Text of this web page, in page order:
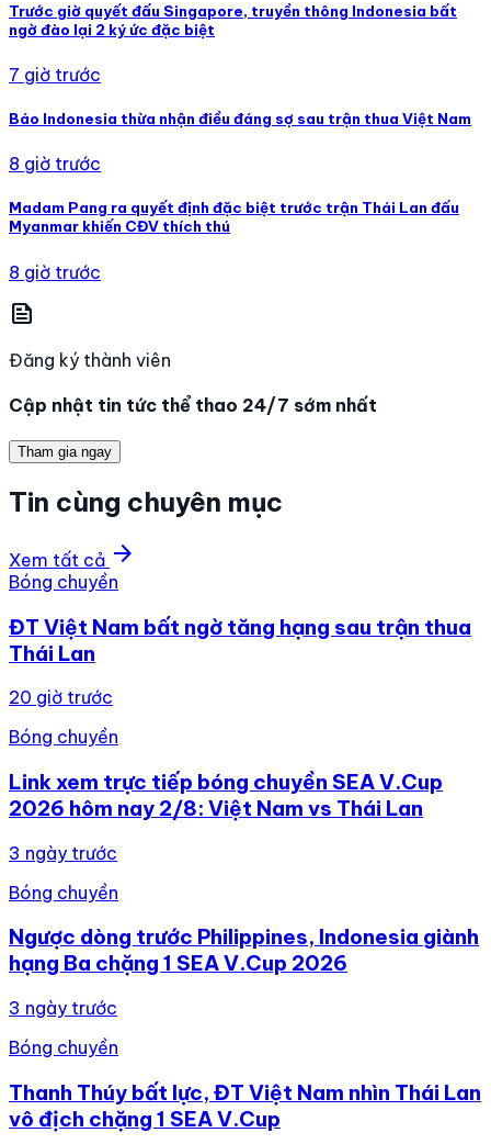
Trước giờ quyết đấu Singapore, truyền thông Indonesia bất
ngờ đào lại 2 ký ức đặc biệt
7 giờ trước
Báo Indonesia thừa nhận điều đáng sợ sau trận thua Việt Nam
8 giờ trước
Madam Pang ra quyết định đặc biệt trước trận Thái Lan đấu
Myanmar khiến CĐV thích thú
8 giờ trước
news
Đăng ký thành viên
Cập nhật tin tức thể thao 24/7 sớm nhất
Tham gia ngay
Tin cùng chuyên mục
Xem tất cả arrow_forward
Bóng chuyền
ĐT Việt Nam bất ngờ tăng hạng sau trận thua
Thái Lan
20 giờ trước
Bóng chuyền
Link xem trực tiếp bóng chuyền SEA V.Cup
2026 hôm nay 2/8: Việt Nam vs Thái Lan
3 ngày trước
Bóng chuyền
Ngược dòng trước Philippines, Indonesia giành
hạng Ba chặng 1 SEA V.Cup 2026
3 ngày trước
Bóng chuyền
Thanh Thúy bất lực, ĐT Việt Nam nhìn Thái Lan
vô địch chặng 1 SEA V.Cup